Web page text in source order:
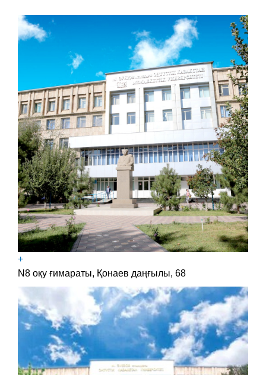
+
N8 оқу ғимараты, Қонаев даңғылы, 68